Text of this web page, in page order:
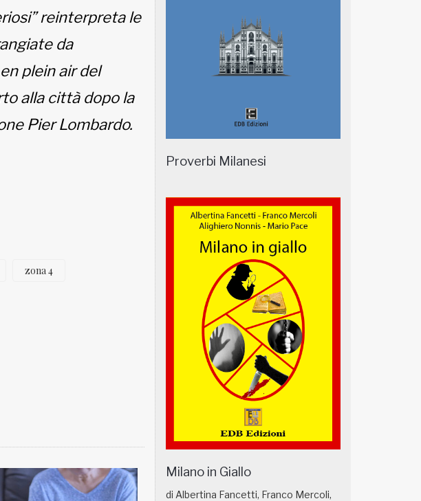
reinterpreta le
da
plein air del
alla città dopo la
Pier Lombardo.
zona 4
Proverbi Milanesi
Milano in Giallo
di Albertina Fancetti, Franco Mercoli,